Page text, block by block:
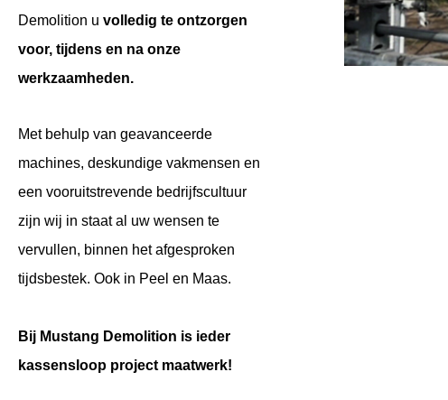
Demolition u volledig te ontzorgen
voor, tijdens en na onze
werkzaamheden.
Met behulp van geavanceerde
machines, deskundige vakmensen en
een vooruitstrevende bedrijfscultuur
zijn wij in staat al uw wensen te
vervullen, binnen het afgesproken
tijdsbestek. Ook in Peel en Maas.
Bij Mustang Demolition is ieder
kassensloop project maatwerk!